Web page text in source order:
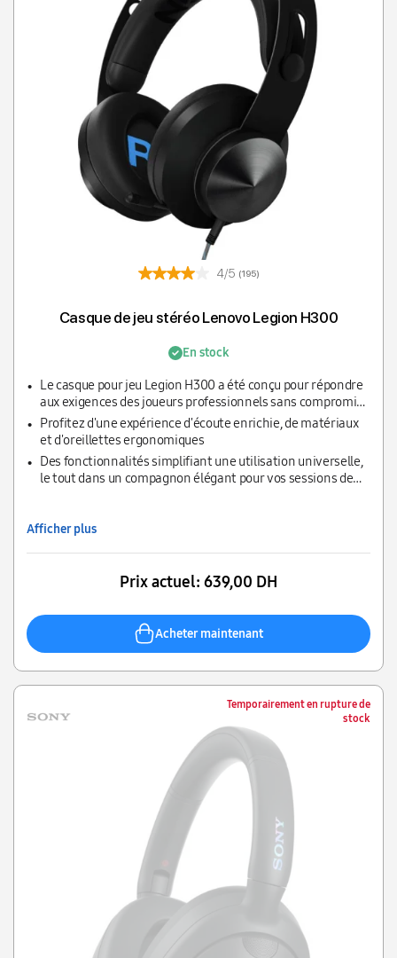
4/5 (195)
Casque de jeu stéréo Lenovo Legion H300
En stock
Le casque pour jeu Legion H300 a été conçu pour répondre
aux exigences des joueurs professionnels sans compromis
sur la qualité.
Profitez d'une expérience d'écoute enrichie, de matériaux
et d'oreillettes ergonomiques
Des fonctionnalités simplifiant une utilisation universelle,
le tout dans un compagnon élégant pour vos sessions de
Afficher plus
Prix actuel: 639,00 DH
Acheter maintenant
Temporairement en rupture de
stock